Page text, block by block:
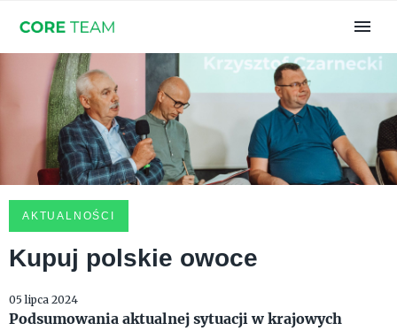
AKTUALNOŚCI
Kupuj polskie owoce
05 lipca 2024
Podsumowania aktualnej sytuacji w krajowych